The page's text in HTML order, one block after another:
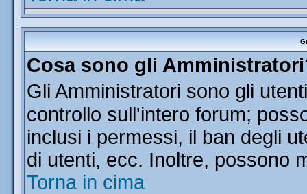
Cosa sono gli
Gli Amministratori sono gli
controllo sull'intero forum;
inclusi i permessi, il ban degli
di utenti, ecc. Inoltre, possono
Torna in cima